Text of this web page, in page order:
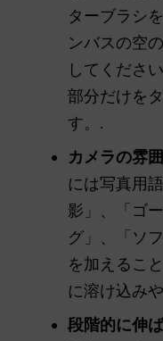
ターブラシ
ンバスの空
してくださ
部分だけを
す。.
カメラの雰
には写真用
影」、「ゴ
グ」、「ソ
を加えるこ
に溶け込み
段階的に伸